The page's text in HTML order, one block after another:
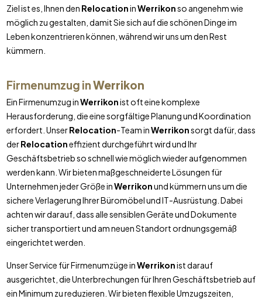
Ziel ist es, Ihnen den RelocationinWerrikonso angenehm wie
möglich zu gestalten, damit Sie sich auf die schönen Dinge im
Leben konzentrieren können, während wir uns um den Rest
kümmern.
Firmenumzug inWerrikon
Ein Firmenumzug inWerrikonist oft eine komplexe
Herausforderung, die eine sorgfältige Planung und Koordination
erfordert. UnserRelocation-Team inWerrikonsorgt dafür, dass
derRelocationeffizient durchgeführt wird und Ihr
Geschäftsbetrieb so schnell wie möglich wieder aufgenommen
werden kann. Wir bieten maßgeschneiderte Lösungen für
Unternehmen jeder Größe inWerrikonund kümmern uns um die
sichere Verlagerung Ihrer Büromöbel und IT-Ausrüstung. Dabei
achten wir darauf, dass alle sensiblen Geräte und Dokumente
sicher transportiert und am neuen Standort ordnungsgemäß
eingerichtet werden.
Unser Service für Firmenumzüge inWerrikonist darauf
ausgerichtet, die Unterbrechungen für Ihren Geschäftsbetrieb auf
ein Minimum zu reduzieren. Wir bieten flexible Umzugszeiten,